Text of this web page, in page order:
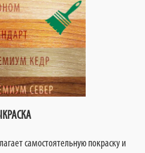
самостоятельную покраску и